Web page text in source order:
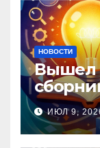
НОВОСТИ
Вышел
ИЮЛ 9,